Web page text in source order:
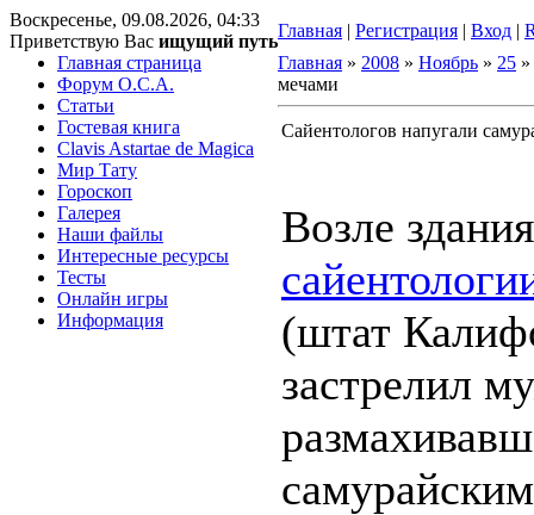
Воскресенье, 09.08.2026, 04:33
Приветствую Вас ищущий путь
Главная | Регистрация | Вход |
Главная страница
Форум O.C.A.
Статьи
Гостевая книга
Clavis Astartae de Magica
Мир Тату
Гороскоп
Галерея
Наши файлы
Интересные ресурсы
Тесты
Онлайн игры
Информация
Главная » 2008 » Ноябрь » 25
мечами
Сайентологов напугали
Возле
(штат
застрелил